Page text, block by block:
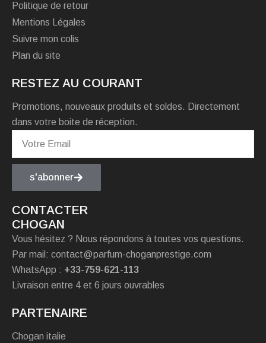
Politique de retour
Mentions Légales
Suivre mon colis
Plan du site
RESTEZ AU COURANT
Promotions, nouveaux produits et soldes. Directement
dans votre boite de réception.
s'abonner
CONTACTER
CHOGAN
Vous hésitez ? Nous répondons à toutes vos questions.
Par mail: contact@parfum-choganprestige.com
WhatsApp : +33-759-621-113
Livraison entre 4 et 6 jours ouvrables
PARTENAIRE
Chogan italie